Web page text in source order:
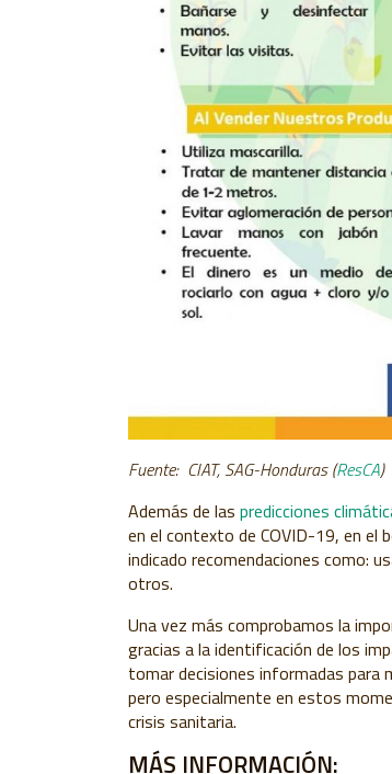
Fuente: CIAT, SAG-Honduras (ResCA)
Además de las predicciones
en el contexto de COVID-19, en el
indicado recomendaciones como:
otros.
Una vez más comprobamos la
gracias a la identificación de los
tomar decisiones informadas para
pero especialmente en estos
crisis sanitaria.
MÁS INFORMACIÓN: